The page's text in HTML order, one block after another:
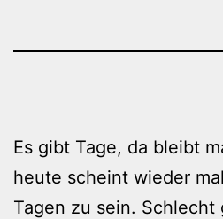
Es gibt Tage, da bleibt
heute scheint wieder
Tagen zu sein. Schlecht